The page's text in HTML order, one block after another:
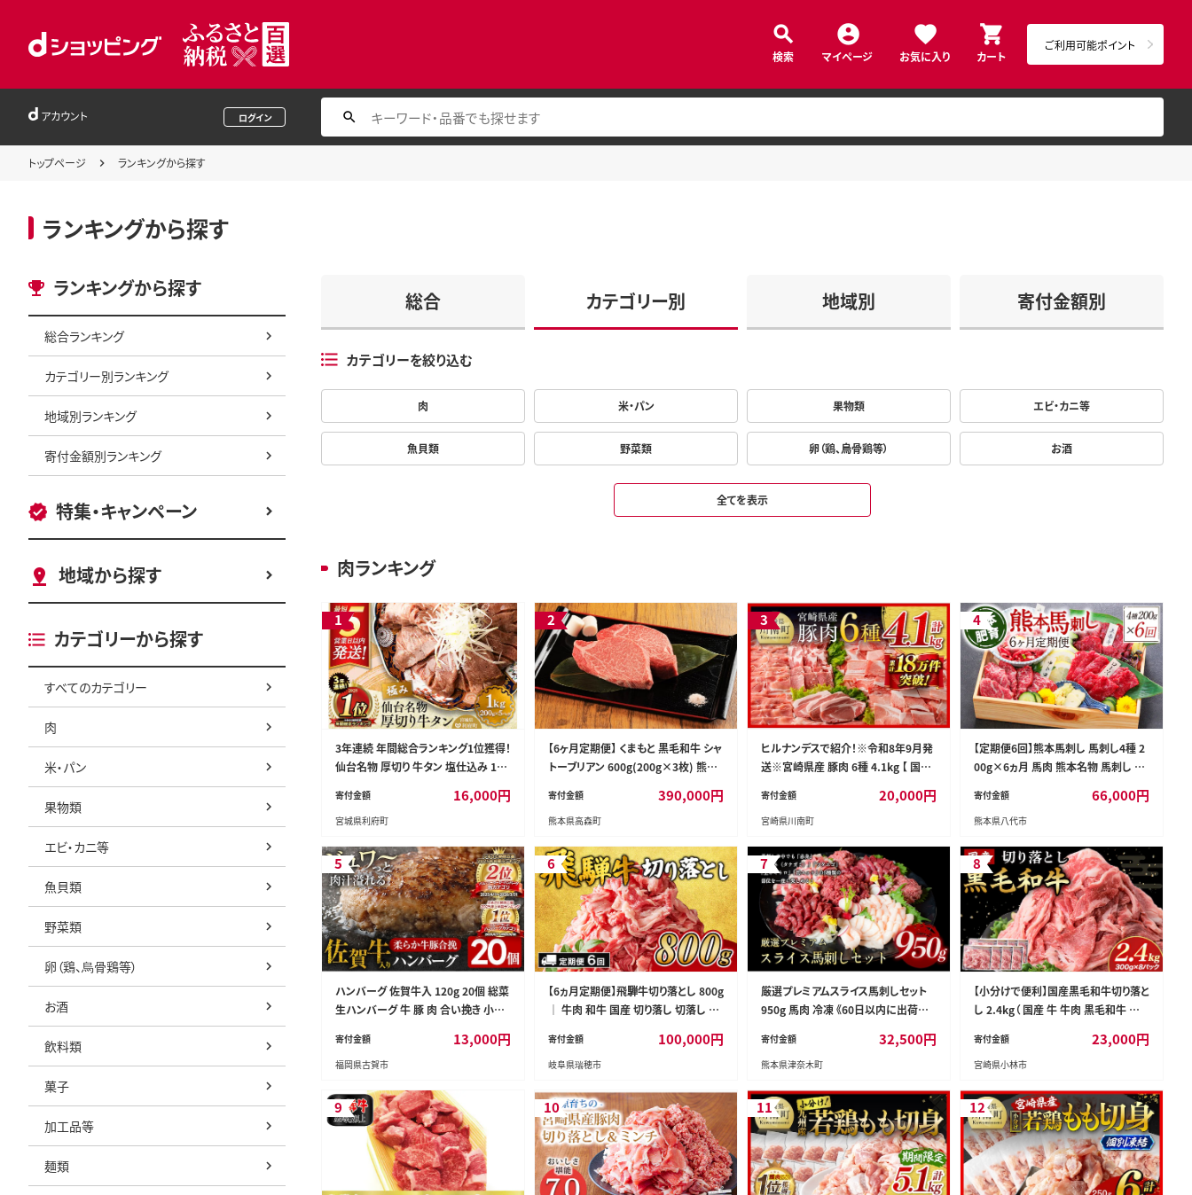
検索 マイページ お気に入り カート
ご利用可能ポイント
アカウント ログイン
トップページ ランキングから探す
ランキングから探す
ランキングから探す
総合ランキング
カテゴリー別ランキング
地域別ランキング
寄付金額別ランキング
特集・キャンペーン
地域から探す
カテゴリーから探す
すべてのカテゴリー
肉
米・パン
果物類
エビ・カニ等
魚貝類
野菜類
卵（鶏、烏骨鶏等）
お酒
飲料類
菓子
加工品等
麺類
総合 カテゴリー別 地域別 寄付金額別
カテゴリーを絞り込む
肉 米・パン 果物類 エビ・カニ等
魚貝類 野菜類 卵（鶏、烏骨鶏等） お酒
全てを表示
肉ランキング
1
3年連続 年間総合ランキング1位獲得！
仙台名物 厚切り 牛タン 塩仕込み 1kg
タン タン塩 希少 部位 タン中 タン元
塩ダレ タレ 小分け 仙台 名物 厚切 肉
ュー BBQ 宮城県 利府町 船田食品]
寄付金額 16,000円
宮城県利府町
2
【6ヶ月定期便】 くまもと 黒毛和牛 シャ
トーブリアン 600g(200g×3枚) 熊本
寄付金額 390,000円
熊本県高森町
3
ヒルナンデスで紹介！※令和8年9月発
送※宮崎県産 豚肉 6種 4.1kg 【 国産
とんかつ 焼肉 ミヤチク 】［D00634r80
9］
寄付金額 20,000円
宮崎県川南町
4
【定期便6回】熊本馬刺し 馬刺し4種 2
00g×6ヵ月 馬肉 熊本名物 馬刺し 馬
食べ比べ
寄付金額 66,000円
熊本県八代市
5
ハンバーグ 佐賀牛入 120g 20個 総菜
生ハンバーグ 牛 豚 肉 合い挽き 小分
ューシー 柔らかい 夕飯 おかず 贅沢
グルメ 九州 古賀市
寄付金額 13,000円
福岡県古賀市
6
【6ヵ月定期便】飛騨牛切り落とし 800g
｜ 牛肉 和牛 国産 切り落し 切落し 定
身肉 牛 肉 夜ごはん 晩ごはん ご飯 お
かず おすすめ 瑞穂市 岐阜県
寄付金額 100,000円
岐阜県瑞穂市
7
厳選プレミアムスライス馬刺しセット
950g 馬肉 冷凍 《60日以内に出荷予
パック 生食用 肉 熊本県葦北郡津奈木
町 スライス 特産品---st_fsennpress
寄付金額 32,500円
熊本県津奈木町
8
【小分けで便利】国産黒毛和牛切り落と
し 2.4kg（ 国産 牛 牛肉 黒毛和牛 切り
市 ）
寄付金額 23,000円
宮崎県小林市
9 10 11 12